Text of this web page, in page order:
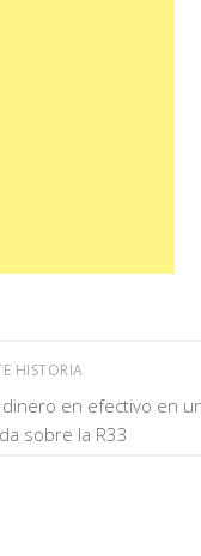
HISTORIA
en efectivo en
sobre la R33